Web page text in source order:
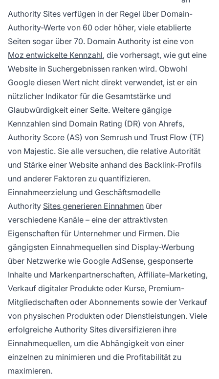
Authority Sites verfügen in der Regel über Domain-
Authority-Werte von 60 oder höher, viele etablierte
Seiten sogar über 70. Domain Authority ist eine von
Moz entwickelte Kennzahl, die vorhersagt, wie gut eine
Website in Suchergebnissen ranken wird. Obwohl
Google diesen Wert nicht direkt verwendet, ist er ein
nützlicher Indikator für die Gesamtstärke und
Glaubwürdigkeit einer Seite. Weitere gängige
Kennzahlen sind Domain Rating (DR) von Ahrefs,
Authority Score (AS) von Semrush und Trust Flow (TF)
von Majestic. Sie alle versuchen, die relative Autorität
und Stärke einer Website anhand des Backlink-Profils
und anderer Faktoren zu quantifizieren.
Einnahmeerzielung und Geschäftsmodelle
Authority Sites generieren Einnahmen über
verschiedene Kanäle – eine der attraktivsten
Eigenschaften für Unternehmer und Firmen. Die
gängigsten Einnahmequellen sind Display-Werbung
über Netzwerke wie Google AdSense, gesponserte
Inhalte und Markenpartnerschaften, Affiliate-Marketing,
Verkauf digitaler Produkte oder Kurse, Premium-
Mitgliedschaften oder Abonnements sowie der Verkauf
von physischen Produkten oder Dienstleistungen. Viele
erfolgreiche Authority Sites diversifizieren ihre
Einnahmequellen, um die Abhängigkeit von einer
einzelnen zu minimieren und die Profitabilität zu
maximieren.